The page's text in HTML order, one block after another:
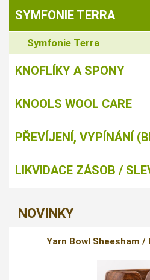
SYMFONIE TERRA
Symfonie Terra
KNOFLÍKY A SPONY
KNOOLS WOOL CARE
PŘEVÍJENÍ, VYPÍNÁNÍ
LIKVIDACE ZÁSOB /
NOVINKY
Yarn Bowl Sheesham